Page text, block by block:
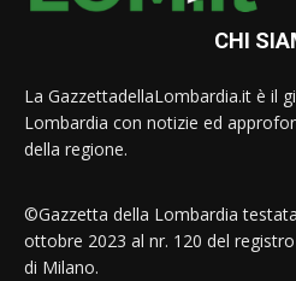
CHI
La GazzettadellaLombardia.it è il
Lombardia con notizie ed
della regione.
©Gazzetta della Lombardia
ottobre 2023 al nr. 120 del
di Milano.